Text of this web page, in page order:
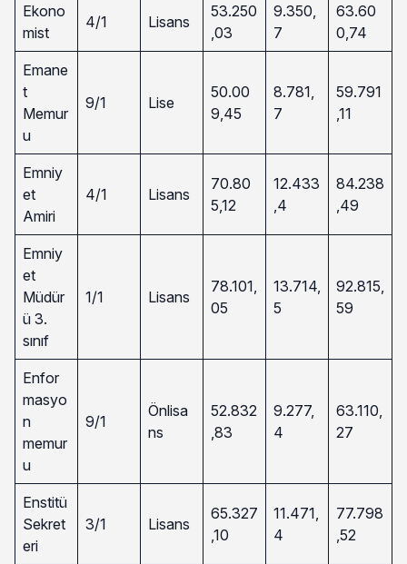
Ekono
mist
4/1 Lisans
53.250
,03
9.350,
7
63.60
0,74
Emane
t
Memur
u
9/1 Lise
50.00
9,45
8.781,
7
59.791
,11
Emniy
et
Amiri
4/1 Lisans
70.80
5,12
12.433
,4
84.238
,49
Emniy
et
Müdür
ü 3.
sınıf
1/1 Lisans
78.101,
05
13.714,
5
92.815,
59
Enfor
masyo
n
memur
u
9/1
Önlisa
ns
52.832
,83
9.277,
4
63.110,
27
Enstitü
Sekret
eri
3/1 Lisans
65.327
,10
11.471,
4
77.798
,52